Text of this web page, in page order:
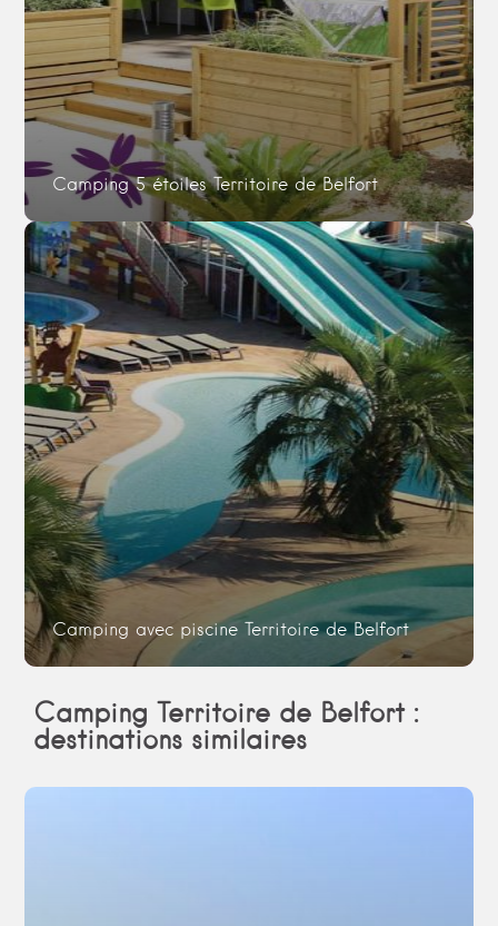
Camping 5 étoiles Territoire de Belfort
Camping avec piscine Territoire de Belfort
Camping Territoire de Belfort :
destinations similaires